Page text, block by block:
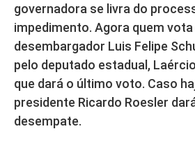
governadora se livra do
impedimento. Agora quem
desembargador Luis Felipe
pelo deputado estadual,
que dará o último voto. Caso
presidente Ricardo Roesler
desempate.